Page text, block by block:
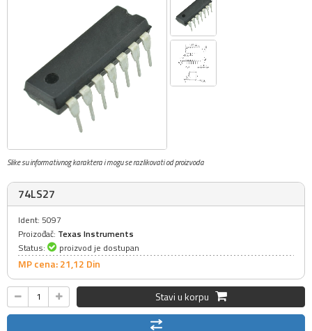
Slike su informativnog karaktera i mogu se razlikovati od proizvoda
74LS27
Ident: 5097
Proizođač: Texas Instruments
Status:
proizvod je dostupan
MP cena: 21,12 Din
Stavi u korpu